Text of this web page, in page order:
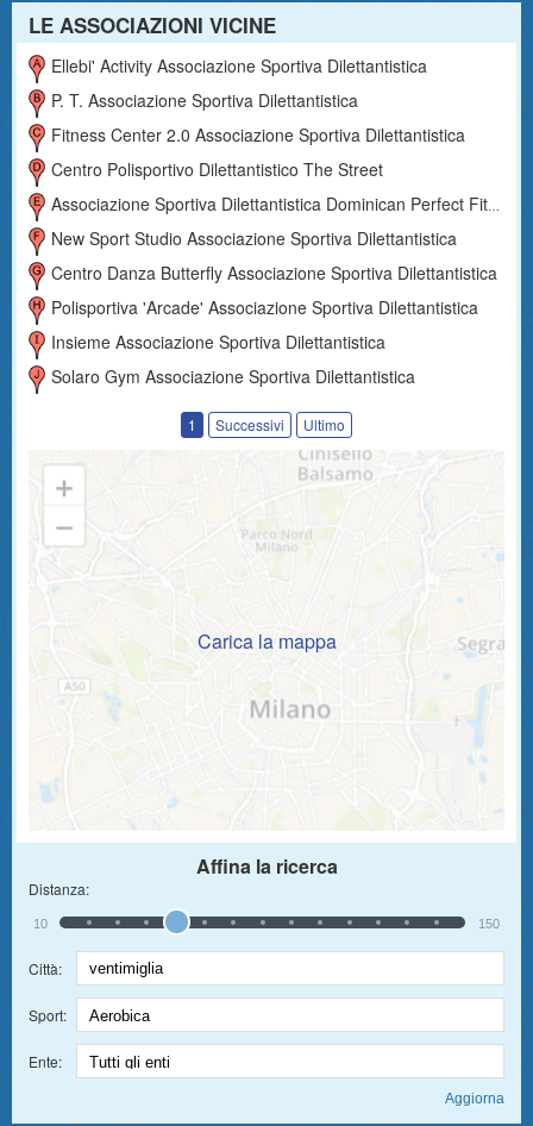
LE ASSOCIAZIONI VICINE
Ellebi' Activity Associazione Sportiva Dilettantistica
P. T. Associazione Sportiva Dilettantistica
Fitness Center 2.0 Associazione Sportiva Dilettantistica
Centro Polisportivo Dilettantistico The Street
Associazione Sportiva Dilettantistica Dominican Perfect Fitness
New Sport Studio Associazione Sportiva Dilettantistica
Centro Danza Butterfly Associazione Sportiva Dilettantistica
Polisportiva 'arcade' Associazione Sportiva Dilettantistica
Insieme Associazione Sportiva Dilettantistica
Solaro Gym Associazione Sportiva Dilettantistica
1 Successivi Ultimo
Carica la mappa
Affina la ricerca
Distanza:
10 150
Città:
Sport:
Ente: